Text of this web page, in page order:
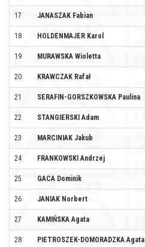
17 JANASZAK Fabian
18 HOLDENMAJER Karol
19 MURAWSKA Wioletta
20 KRAWCZAK Rafał
21 SERAFIN-GORSZKOWSKA Paulina
22 STANGIERSKI Adam
23 MARCINIAK Jakub
24 FRANKOWSKI Andrzej
25 GACA Dominik
26 JANIAK Norbert
27 KAMIŃSKA Agata
28 PIETROSZEK-DOMORADZKA Agata